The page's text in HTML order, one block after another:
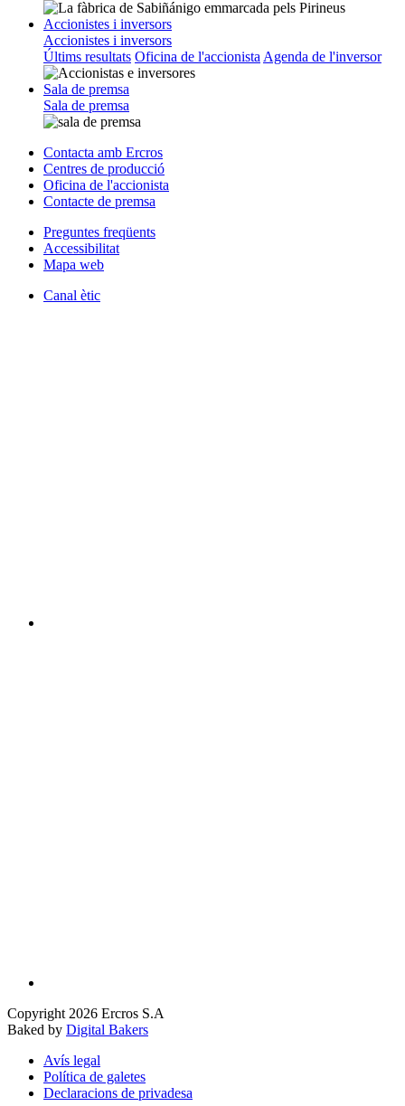
Accionistes i inversors
Accionistes i inversors
Últims resultats Oficina de l'accionista Agenda de l'inversor
Sala de premsa
Sala de premsa
Contacta amb Ercros
Centres de producció
Oficina de l'accionista
Contacte de premsa
Preguntes freqüents
Accessibilitat
Mapa web
Canal ètic
Copyright 2026 Ercros S.A
Baked by Digital Bakers
Avís legal
Política de galetes
Declaracions de privadesa